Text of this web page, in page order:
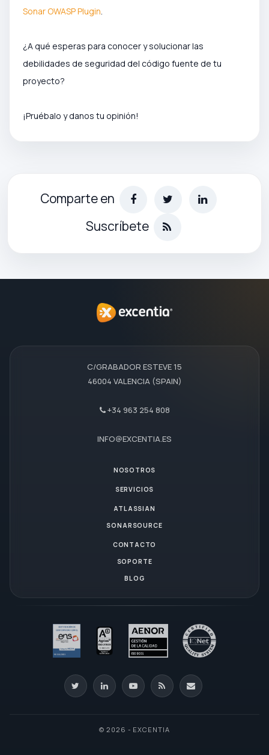
Sonar OWASP Plugin.
¿A qué esperas para conocer y solucionar las
debilidades de seguridad del código fuente de tu
proyecto?
¡Pruébalo y danos tu opinión!
Comparte en
Suscríbete
C/GRABADOR ESTEVE 15
46004 VALENCIA (SPAIN)
+34 963 254 808
INFO@EXCENTIA.ES
NOSOTROS
SERVICIOS
ATLASSIAN
SONARSOURCE
CONTACTO
SOPORTE
BLOG
© 2026 - EXCENTIA